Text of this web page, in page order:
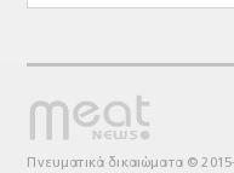
Πνευματικά δικαιώματα ©